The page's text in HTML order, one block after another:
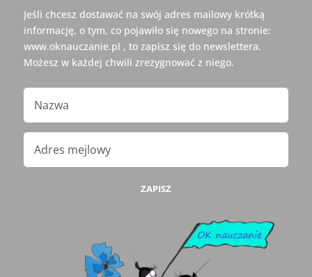
Jeśli chcesz dostawać na swój adres mailowy krótką
informację, o tym, co pojawiło się nowego na stronie:
www.oknauczanie.pl , to zapisz się do newslettera.
Możesz w każdej chwili zrezygnować z niego.
ZAPISZ